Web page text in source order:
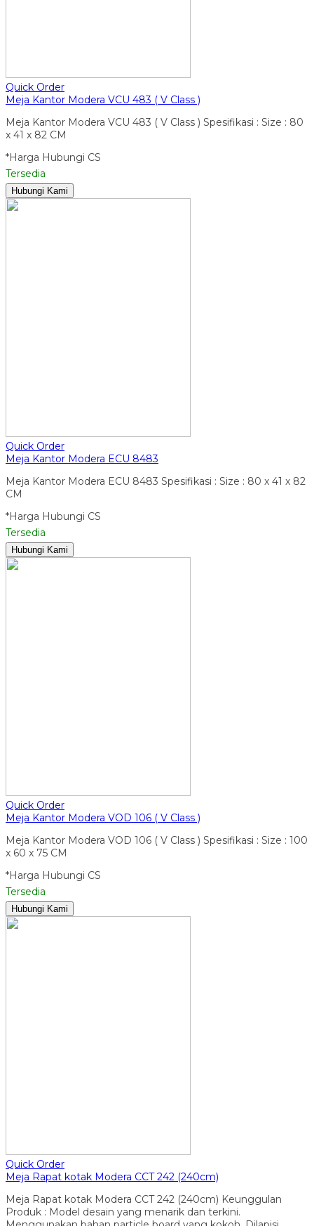
Quick Order
Meja Kantor Modera VCU 483 ( V Class )
Meja Kantor Modera VCU 483 ( V Class ) Spesifikasi : Size : 80
x 41 x 82 CM
*Harga Hubungi CS
Tersedia
Hubungi Kami
Quick Order
Meja Kantor Modera ECU 8483
Meja Kantor Modera ECU 8483 Spesifikasi : Size : 80 x 41 x 82
CM
*Harga Hubungi CS
Tersedia
Hubungi Kami
Quick Order
Meja Kantor Modera VOD 106 ( V Class )
Meja Kantor Modera VOD 106 ( V Class ) Spesifikasi : Size : 100
x 60 x 75 CM
*Harga Hubungi CS
Tersedia
Hubungi Kami
Quick Order
Meja Rapat kotak Modera CCT 242 (240cm)
Meja Rapat kotak Modera CCT 242 (240cm) Keunggulan
Produk : Model desain yang menarik dan terkini.